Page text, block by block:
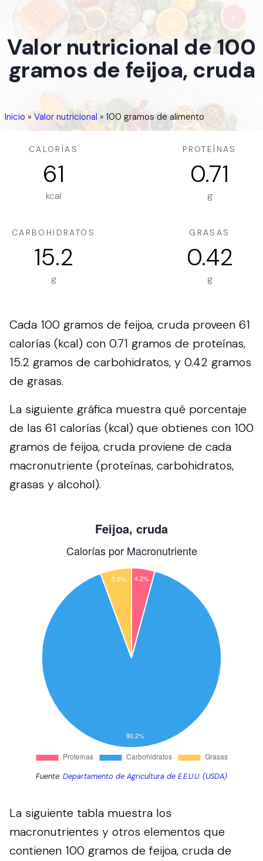
Valor nutricional de 100
gramos de feijoa, cruda
Inicio » Valor nutricional » 100 gramos de alimento
CALORÍAS
61
kcal
PROTEÍNAS
0.71
g
CARBOHIDRATOS
15.2
g
GRASAS
0.42
g
Cada 100 gramos de feijoa, cruda proveen 61
calorías (kcal) con 0.71 gramos de proteínas,
15.2 gramos de carbohidratos, y 0.42 gramos
de grasas.
La siguiente gráfica muestra qué porcentaje
de las 61 calorías (kcal) que obtienes con 100
gramos de feijoa, cruda proviene de cada
macronutriente (proteínas, carbohidratos,
grasas y alcohol).
Fuente:Departamento de Agricultura de E.E.U.U. (USDA)
La siguiente tabla muestra los
macronutrientes y otros elementos que
contienen 100 gramos de feijoa, cruda de